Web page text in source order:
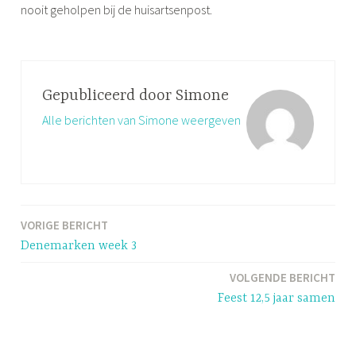
nooit geholpen bij de huisartsenpost.
l
a
Gepubliceerd door Simone
Alle berichten van Simone weergeven
Bericht
VORIGE BERICHT
Denemarken week 3
VOLGENDE BERICHT
Feest 12,5 jaar samen